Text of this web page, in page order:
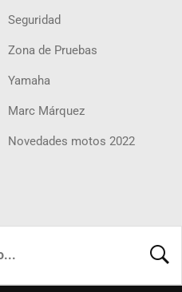
Seguridad
Zona de Pruebas
Yamaha
Marc Márquez
Novedades motos 2022